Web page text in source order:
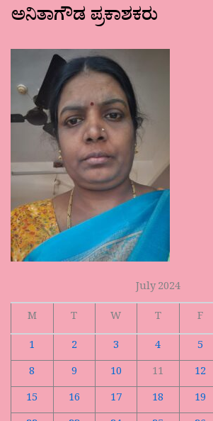
ಅನಿತಾಗೌಡ ಪ್ರಕಾಶಕರು
July 2024
M
T W T F
1
2 3 4 5
8
9 10 11 12
15
16 17 18 19